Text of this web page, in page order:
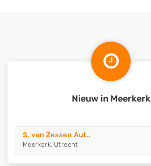
Nieuw in Meerkerk
S. van Zessen Aut..
Meerkerk, Utrecht